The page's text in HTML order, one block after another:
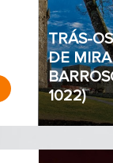
TRÁS-
DE
1022)